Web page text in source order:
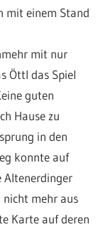
mit einem Stand
mit nur
Öttl das Spiel
guten
Hause zu
in den
konnte auf
Altenerdinger
nicht mehr aus
Karte auf deren